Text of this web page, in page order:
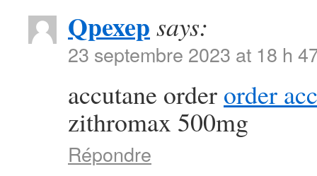
Qpexep says:
23 septembre 2023 at 18 h
accutane order order
zithromax 500mg
Répondre